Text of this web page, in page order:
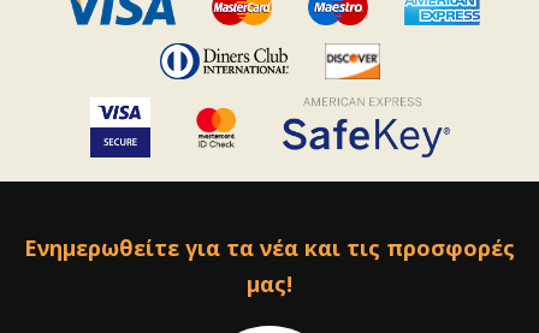
Ενημερωθείτε για τα νέα και τις προσφορές
μας!